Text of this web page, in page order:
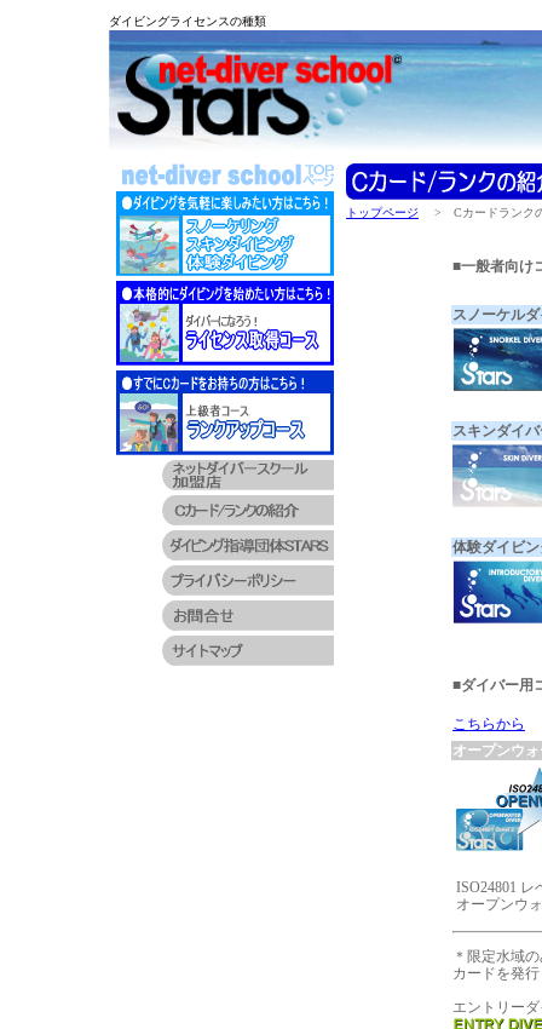
ダイビングライセンスの種類
トップページ > Cカードランク
■一般者向け
スノーケル
スキンダイ
体験ダイビ
■ダイバー用
こちらから
オープンウ
ISO24801 レ
オープンウ
＊限定水域
カードを発
エントリー